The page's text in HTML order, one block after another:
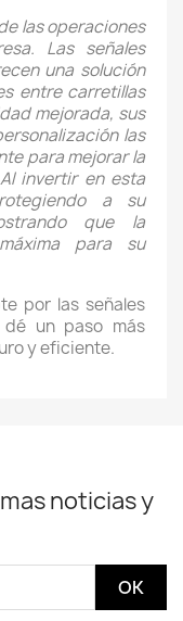
las operaciones
Las señales
una solución
entre carretillas
mejorada, sus
las
para mejorar la
invertir en esta
a su
que la
para su
por las señales
dé un paso más
y eficiente.
noticias y